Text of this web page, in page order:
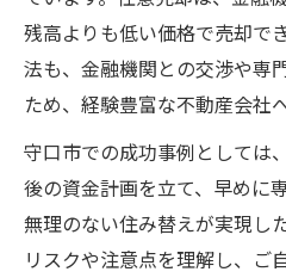
ョン売却の知恵
中古マンション売
す方法
残高よりも低い価格で売却で
法も、金融機関との交渉や専
ため、経験豊富な不動産会社
守口市での成功事例としては
後の資金計画を立て、早めに
無理のない住み替えが実現し
リスクや注意点を理解し、ご